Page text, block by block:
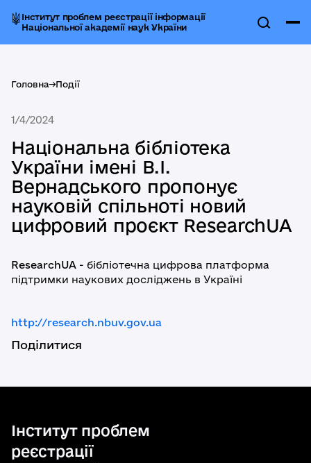
Інститут проблем реєстрації інформації
Національної академії наук України
Головна->Події
1/4/2024
Національна бібліотека
України імені В.І.
Вернадського пропонує
науковій спільноті новий
цифровий проєкт ResearchUA
ResearchUA - бібліотечна цифрова платформа
підтримки наукових досліджень в Україні
http://research.nbuv.gov.ua
Поділитися
Інститут проблем
реєстрації